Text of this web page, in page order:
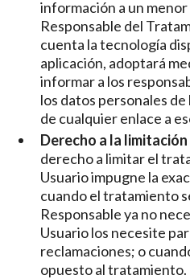
información a un menor
Responsable del
cuenta la tecnología
aplicación, adoptará
informar a los
los datos personales
de cualquier enlace a
Derecho a la
derecho a limitar el
Usuario impugne la
cuando el tratamiento
Responsable ya no
Usuario los necesite
reclamaciones; o
opuesto al tratamiento.